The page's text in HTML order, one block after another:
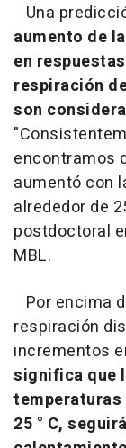
Una
aumento de
en
respiración
son
encontramos
aumentó con
alrededor de
postdoctoral
MBL.
Por encima
respiración
incrementos
significa que
temperaturas
25 ° C,